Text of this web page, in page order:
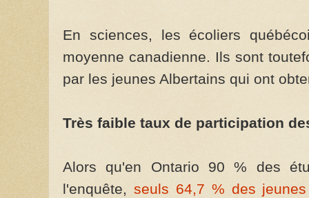
En sciences, les écoliers
moyenne canadienne. Ils sont
par les jeunes Albertains qui ont
Très faible taux de participation
Alors qu'en Ontario 90 % des
l'enquête, seuls 64,7 % des